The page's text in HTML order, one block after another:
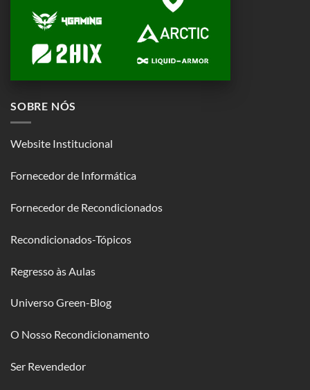
SOBRE NÓS
Website Institucional
Fornecedor de Informática
Fornecedor de Recondicionados
Recondicionados-Tópicos
Regresso às Aulas
Universo Green-Blog
O Nosso Recondicionamento
Ser Revendedor